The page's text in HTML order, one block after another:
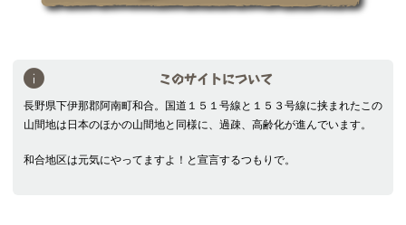
このサイトについて
長野県下伊那郡阿南町和合。国道１５１号線と１５３号線に挟まれたこの
山間地は日本のほかの山間地と同様に、過疎、高齢化が進んでいます。
和合地区は元気にやってますよ！と宣言するつもりで。